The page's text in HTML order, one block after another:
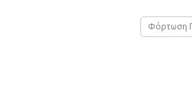
Φόρτωση